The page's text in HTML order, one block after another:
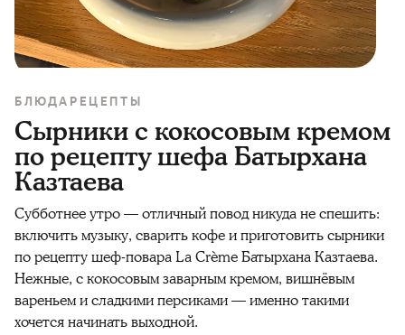
БЛЮДА РЕЦЕПТЫ
Сырники с кокосовым кремом
по рецепту шефа Батырхана
Казтаева
Субботнее утро — отличный повод никуда не спешить:
включить музыку, сварить кофе и приготовить сырники
по рецепту шеф-повара La Crème Батырхана Казтаева.
Нежные, с кокосовым заварным кремом, вишнёвым
вареньем и сладкими персиками — именно такими
хочется начинать выходной.